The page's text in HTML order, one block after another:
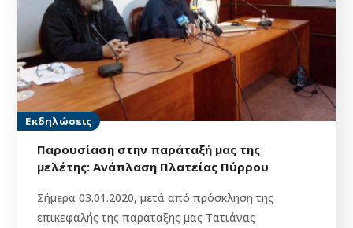
Εκδηλώσεις
Παρουσίαση στην παράταξή μας της
μελέτης: Ανάπλαση Πλατείας Πύρρου
Σήμερα 03.01.2020, μετά από πρόσκληση της
επικεφαλής της παράταξης μας Τατιάνας